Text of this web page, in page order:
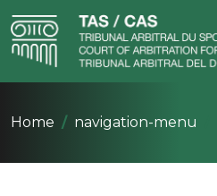
Home navigation-menu